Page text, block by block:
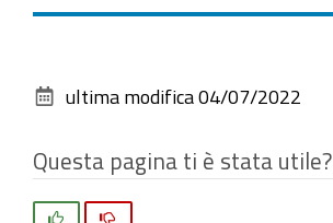
dimensioni
documento
ultima modifica 04/07/2022
Questa pagina ti è stata utile?